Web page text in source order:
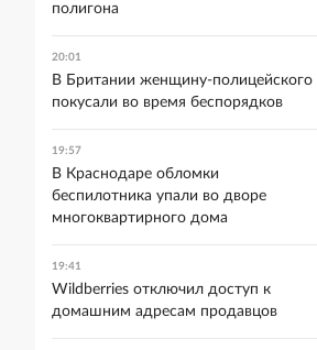
полигона
20:01
В Британии женщину-полицейского
покусали во время беспорядков
19:57
В Краснодаре обломки
беспилотника упали во дворе
многоквартирного дома
19:41
Wildberries отключил доступ к
домашним адресам продавцов